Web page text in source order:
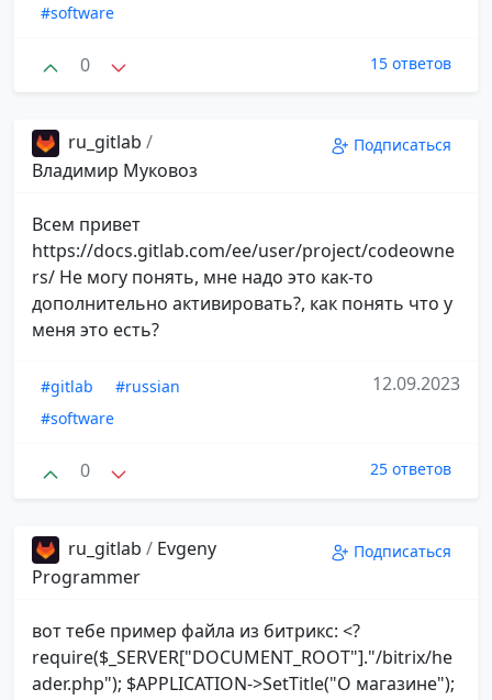
#software
0 15 ответов
ru_gitlab /
Владимир Муковоз
Подписаться
Всем привет
https://docs.gitlab.com/ee/user/project/codeowne
rs/ Не могу понять, мне надо это как-то
дополнительно активировать?, как понять что у
меня это есть?
#gitlab
#russian
#software
12.09.2023
0 25 ответов
ru_gitlab / Evgeny
Programmer
Подписаться
вот тебе пример файла из битрикс: <?
require($_SERVER["DOCUMENT_ROOT"]."/bitrix/he
ader.php"); $APPLICATION->SetTitle("О магазине");